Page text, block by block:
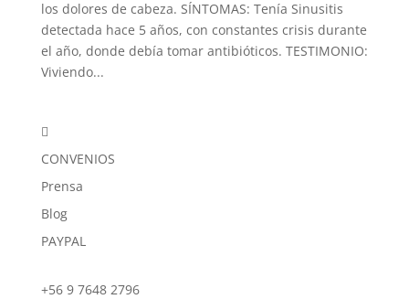
los dolores de cabeza. SÍNTOMAS: Tenía Sinusitis
detectada hace 5 años, con constantes crisis durante
el año, donde debía tomar antibióticos. TESTIMONIO:
Viviendo...

CONVENIOS
Prensa
Blog
PAYPAL
+56 9 7648 2796